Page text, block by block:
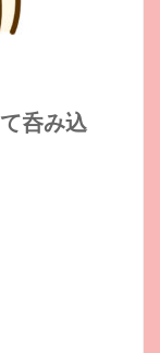
呑み込